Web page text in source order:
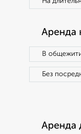
Аренда
В
Без
Аренда